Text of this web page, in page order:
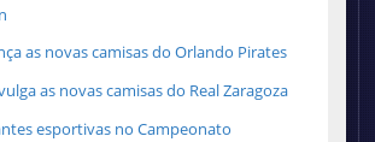
as novas camisas do Orlando Pirates
as novas camisas do Real Zaragoza
esportivas no Campeonato